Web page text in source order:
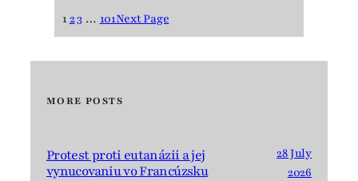
123 … 101Next Page
MORE POSTS
Protest proti eutanázii a jej
vynucovaniu vo Francúzsku
28 July
2026